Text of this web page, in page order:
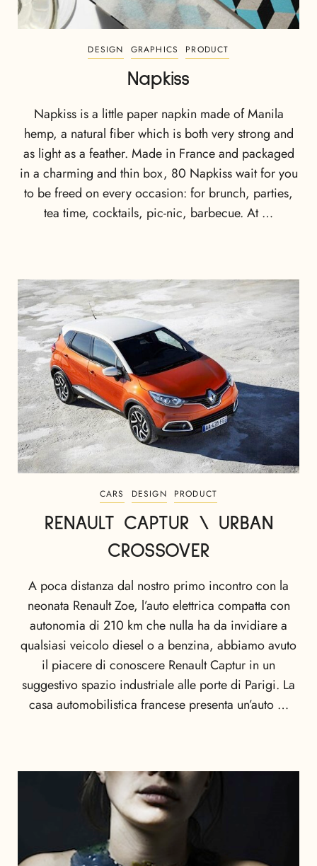
DESIGN GRAPHICS PRODUCT
Napkiss
Napkiss is a little paper napkin made of Manila
hemp, a natural fiber which is both very strong and
as light as a feather. Made in France and packaged
in a charming and thin box, 80 Napkiss wait for you
to be freed on every occasion: for brunch, parties,
tea time, cocktails, pic-nic, barbecue. At …
CARS DESIGN PRODUCT
RENAULT CAPTUR \ URBAN
CROSSOVER
A poca distanza dal nostro primo incontro con la
neonata Renault Zoe, l’auto elettrica compatta con
autonomia di 210 km che nulla ha da invidiare a
qualsiasi veicolo diesel o a benzina, abbiamo avuto
il piacere di conoscere Renault Captur in un
suggestivo spazio industriale alle porte di Parigi. La
casa automobilistica francese presenta un’auto …